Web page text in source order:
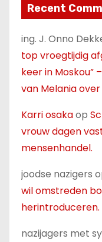
Recent
ing. J. Onno
top vroegtijdig
keer in Moskou”
van Melania
Karri osakaop
vrouw dagen
mensenhandel.
joodse nazigers
wil omstreden
herintroduceren.
nazijagers met